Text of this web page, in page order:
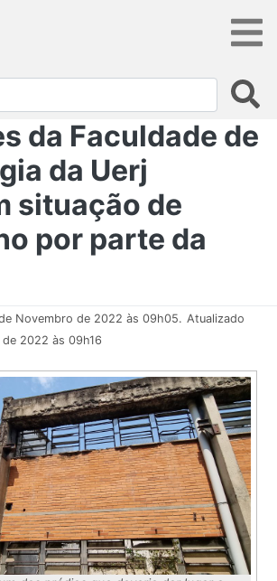
da Faculdade de
da Uerj
situação de
por parte da
Novembro de 2022 às 09h05. Atualizado
2022 às 09h16